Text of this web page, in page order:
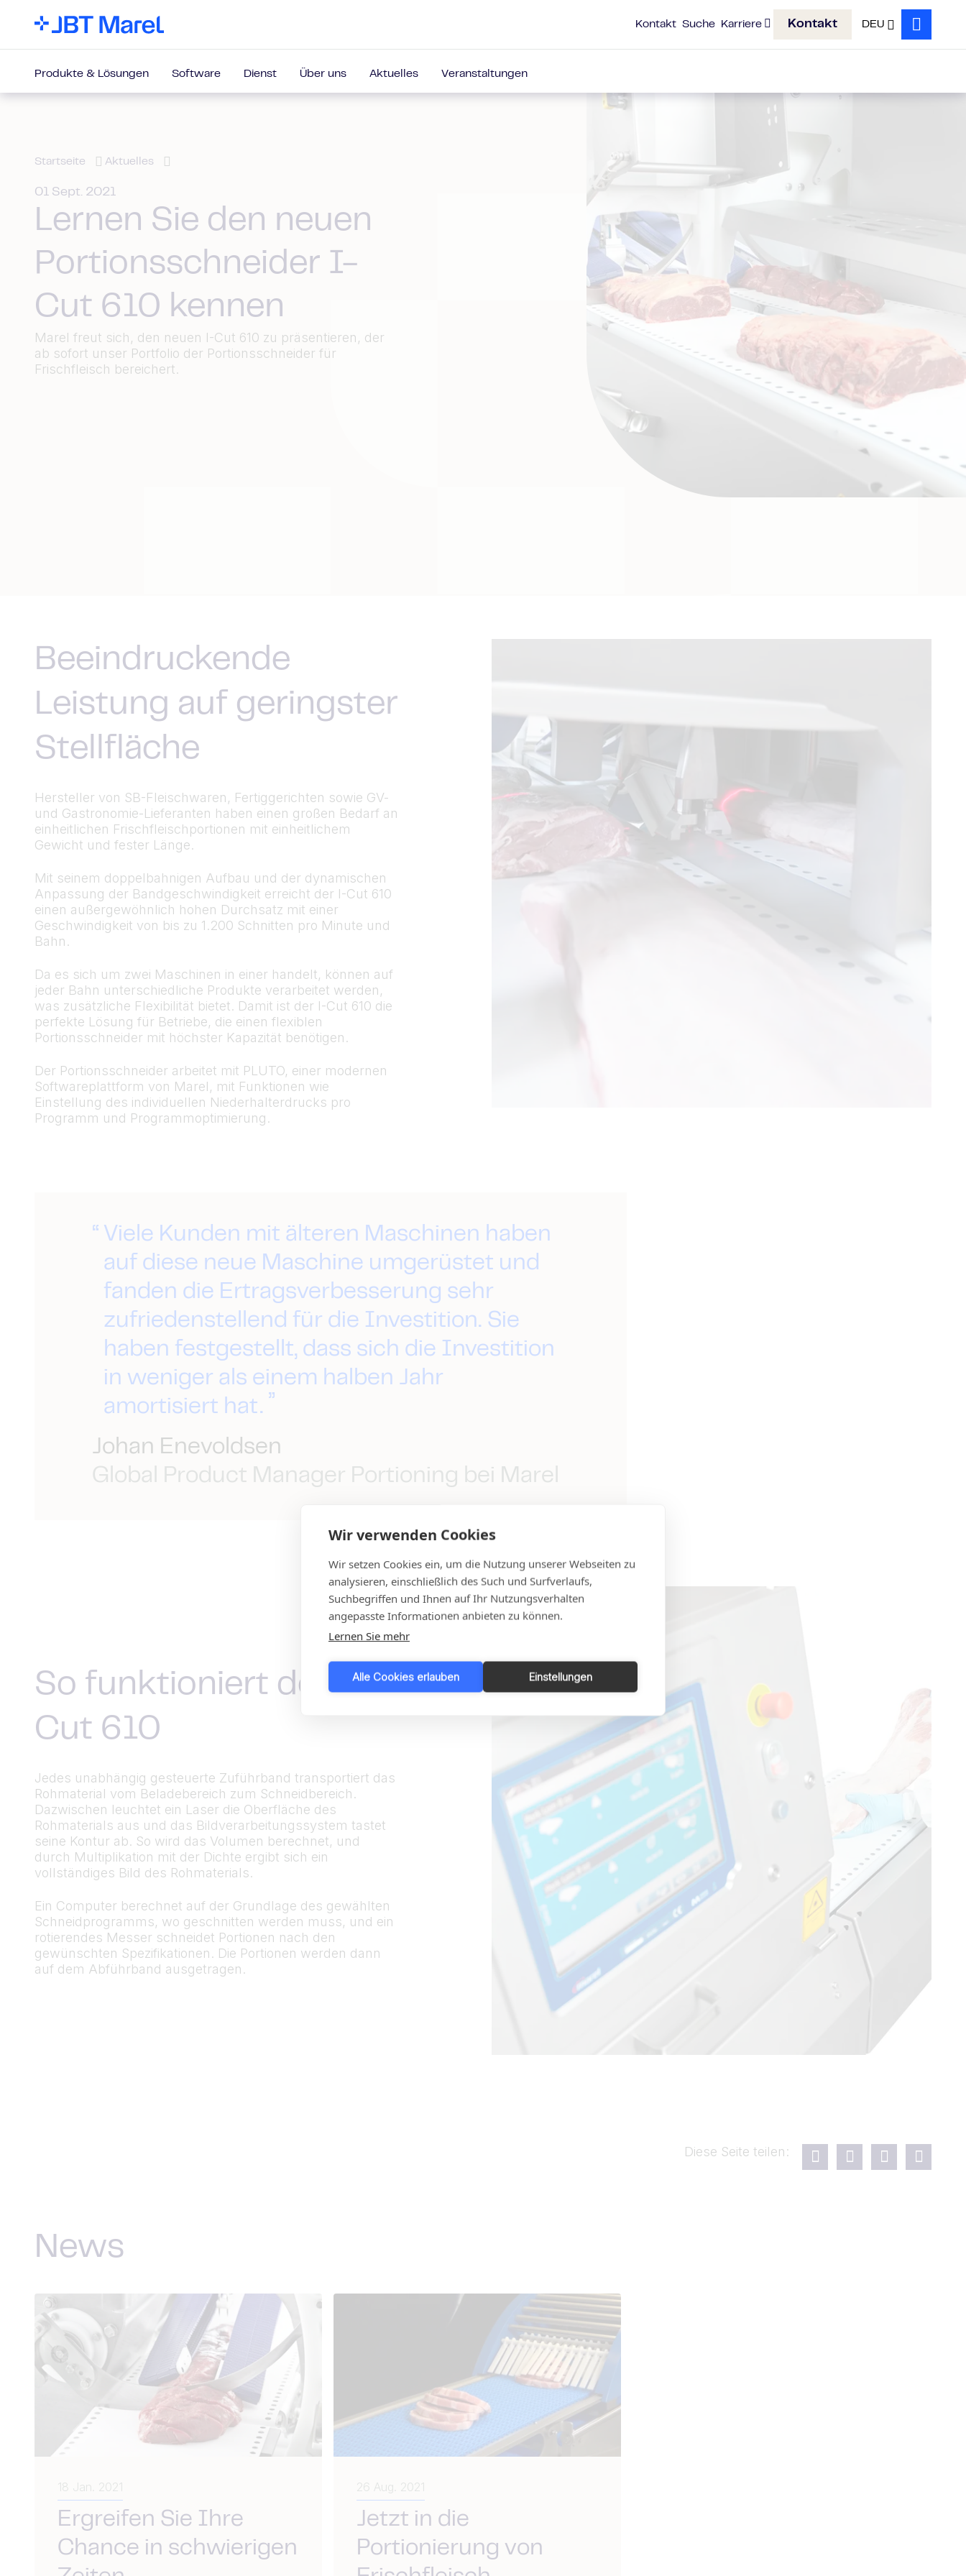
Wir verwenden Cookies
Wir setzen Cookies ein, um die Nutzung unserer Webseiten zu
analysieren, einschließlich des Such und Surfverlaufs,
Suchbegriffen und Ihnen auf Ihr Nutzungsverhalten
angepasste Informationen anbieten zu können.
Lernen Sie mehr
Alle Cookies erlauben Einstellungen
Kontakt Suche Karriere Kontakt DEU
Search
Produkte & Lösungen Software Dienst Über uns Aktuelles Veranstaltungen
Startseite Aktuelles
01 Sept. 2021
Lernen Sie den neuen
Portionsschneider I-
Cut 610 kennen
Marel freut sich, den neuen I-Cut 610 zu präsentieren, der
ab sofort unser Portfolio der Portionsschneider für
Frischfleisch bereichert.
Beeindruckende
Leistung auf geringster
Stellfläche
Hersteller von SB-Fleischwaren, Fertiggerichten sowie GV-
und Gastronomie-Lieferanten haben einen großen Bedarf an
einheitlichen Frischfleischportionen mit einheitlichem
Gewicht und fester Länge.
Mit seinem doppelbahnigen Aufbau und der dynamischen
Anpassung der Bandgeschwindigkeit erreicht der I-Cut 610
einen außergewöhnlich hohen Durchsatz mit einer
Geschwindigkeit von bis zu 1.200 Schnitten pro Minute und
Bahn.
Da es sich um zwei Maschinen in einer handelt, können auf
jeder Bahn unterschiedliche Produkte verarbeitet werden,
was zusätzliche Flexibilität bietet. Damit ist der I-Cut 610 die
perfekte Lösung für Betriebe, die einen flexiblen
Portionsschneider mit höchster Kapazität benötigen.
Der Portionsschneider arbeitet mit PLUTO, einer modernen
Softwareplattform von Marel, mit Funktionen wie
Einstellung des individuellen Niederhalterdrucks pro
Programm und Programmoptimierung.
Viele Kunden mit älteren Maschinen haben
auf diese neue Maschine umgerüstet und
fanden die Ertragsverbesserung sehr
zufriedenstellend für die Investition. Sie
haben festgestellt, dass sich die Investition
in weniger als einem halben Jahr
amortisiert hat.
Johan Enevoldsen
Global Product Manager Portioning bei Marel
So funktioniert der I-
Cut 610
Jedes unabhängig gesteuerte Zuführband transportiert das
Rohmaterial vom Beladebereich zum Schneidbereich.
Dazwischen leuchtet ein Laser die Oberfläche des
Rohmaterials aus und das Bildverarbeitungssystem tastet
seine Kontur ab. So wird das Volumen berechnet, und
durch Multiplikation mit der Dichte ergibt sich ein
vollständiges Bild des Rohmaterials.
Ein Computer berechnet auf der Grundlage des gewählten
Schneidprogramms, wo geschnitten werden muss, und ein
rotierendes Messer schneidet Portionen nach den
gewünschten Spezifikationen. Die Portionen werden dann
auf dem Abführband ausgetragen.
Diese Seite teilen:
News
18 Jan. 2021
Ergreifen Sie Ihre
Chance in schwierigen
26 Aug. 2021
Jetzt in die
Portionierung von